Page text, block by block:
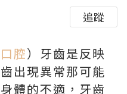
追蹤
腔）牙齒是反映
出現異常那可能
體的不適，牙齒